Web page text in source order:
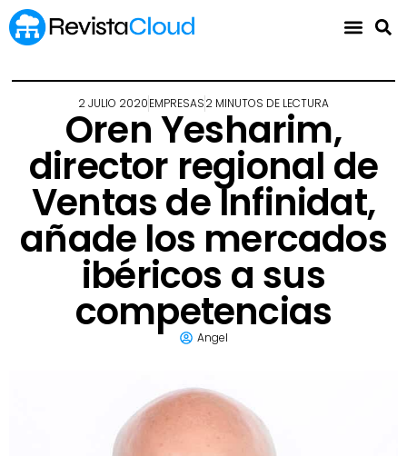
2 JULIO 2020EMPRESAS2 MINUTOS DE LECTURA
Oren Yesharim,
director regional de
Ventas de Infinidat,
añade los mercados
ibéricos a sus
competencias
Angel